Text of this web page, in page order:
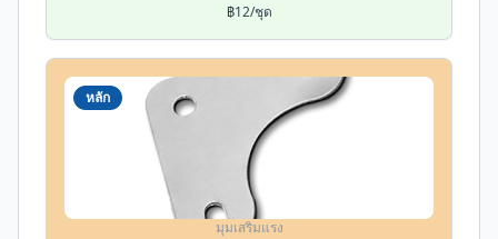
฿12/ชุด
หลัก
ฉากประกบ
มุมเสริมแรง